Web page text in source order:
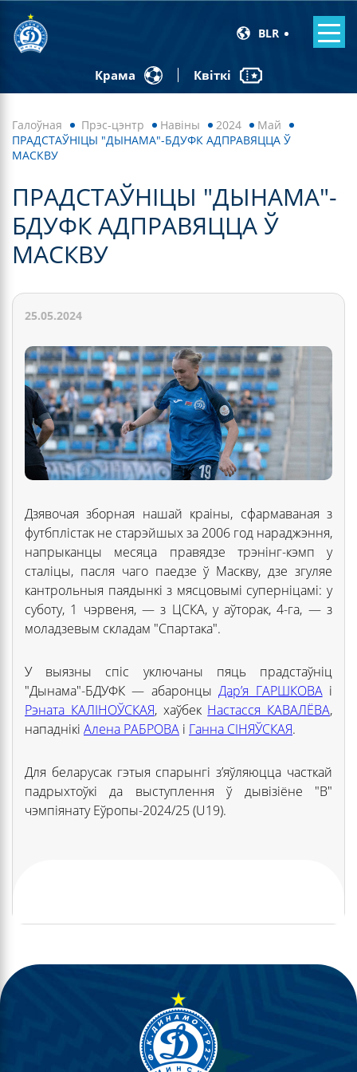
BLR
Крама Квіткі
Галоўная Прэс-цэнтр Навiны 2024
Май
ПРАДСТАЎНІЦЫ "ДЫНАМА"-БДУФК АДПРАВЯЦЦА Ў
МАСКВУ
ПРАДСТАЎНІЦЫ "ДЫНАМА"-
БДУФК АДПРАВЯЦЦА Ў
МАСКВУ
25.05.2024
Дзявочая зборная нашай краіны, сфармаваная з
футбплістак не старэйшых за 2006 год нараджэння,
напрыканцы месяца правядзе трэнінг-кэмп у
сталіцы, пасля чаго паедзе ў Маскву, дзе згуляе
кантрольныя паядынкі з мясцовымі суперніцамі: у
суботу, 1 чэрвеня, — з ЦСКА, у аўторак, 4-га, — з
моладзевым складам "Спартака".
У выязны спіс уключаны пяць прадстаўніц
"Дынама"-БДУФК — абаронцыДар’я ГАРШКОВАі
Рэната КАЛІНОЎСКАЯ, хаўбек Настасся КАВАЛЁВА,
нападнікі Алена РАБРОВА і Ганна СІНЯЎСКАЯ.
Для беларусак гэтыя спарынгі з’яўляюцца часткай
падрыхтоўкі да выступлення ў дывізіёне "В"
чэмпіянату Еўропы-2024/25 (U19).